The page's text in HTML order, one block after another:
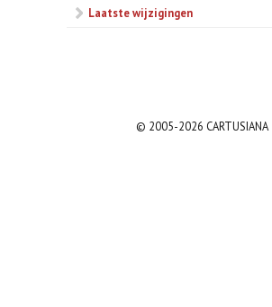
Laatste wijzigingen
© 2005-2026 CARTUSIANA